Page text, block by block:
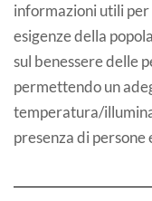
informazioni utili
esigenze della
sul benessere delle
permettendo un
temperatura/
presenza di